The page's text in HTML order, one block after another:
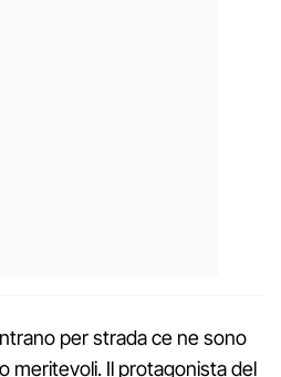
per strada ce ne sono
meritevoli. Il protagonista del